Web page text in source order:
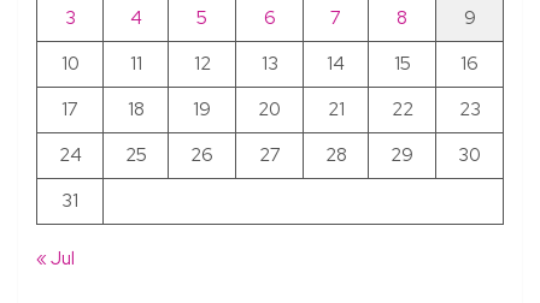
3
4 5 6 7 8
9
10
11 12 13 14 15
16
17
18 19 20 21 22
23
24
25 26 27 28 29
30
31
« Jul